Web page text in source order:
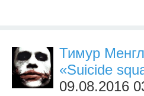
Тимур
«Suicide
09.08.2016